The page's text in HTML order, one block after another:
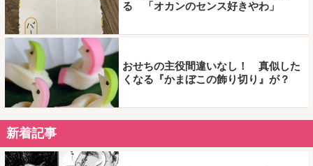
る 「オカンのセンス好きやわ」
おせちの主役間違いなし！ 真似した
くなる『かまぼこの飾り切り』が？
新着記事